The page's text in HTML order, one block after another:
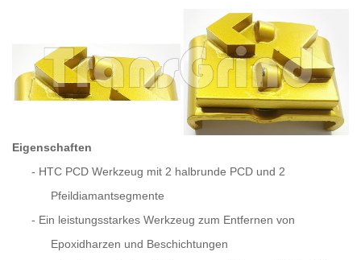
Eigenschaften
- HTC PCD Werkzeug mit 2 halbrunde PCD und 2
Pfeildiamantsegmente
- Ein leistungsstarkes Werkzeug zum Entfernen von
Epoxidharzen und Beschichtungen